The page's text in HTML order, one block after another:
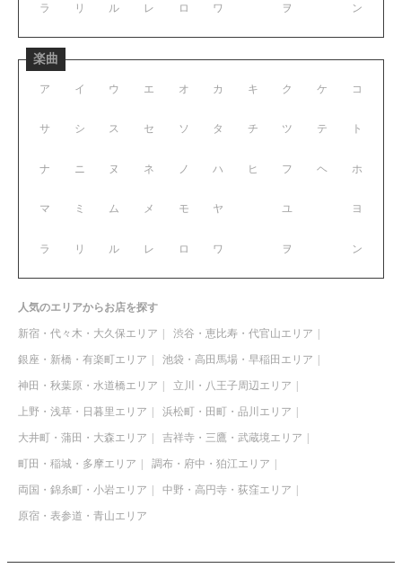
ラ リ ル レ ロ ワ ヲ ン
楽曲
ア イ ウ エ オ
サ シ ス セ ソ
ナ ニ ヌ ネ ノ
マ ミ ム メ モ
ラ リ ル レ ロ
カ キ ク ケ コ
タ チ ツ テ ト
ハ ヒ フ ヘ ホ
ヤ ユ ヨ
ワ ヲ ン
人気のエリアからお店を探す
新宿・代々木・大久保エリア 渋谷・恵比寿・代官山エリア
銀座・新橋・有楽町エリア 池袋・高田馬場・早稲田エリア
神田・秋葉原・水道橋エリア 立川・八王子周辺エリア
上野・浅草・日暮里エリア 浜松町・田町・品川エリア
大井町・蒲田・大森エリア 吉祥寺・三鷹・武蔵境エリア
町田・稲城・多摩エリア 調布・府中・狛江エリア
両国・錦糸町・小岩エリア 中野・高円寺・荻窪エリア
原宿・表参道・青山エリア